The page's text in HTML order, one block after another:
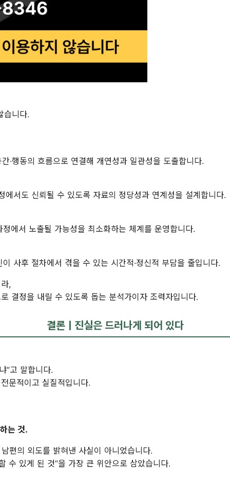
습니다.
·행동의 흐름으로 연결해 개연성과 일관성을 도출합니다.
서도 신뢰될 수 있도록 자료의 정당성과 연계성을 설계합니다.
에서 노출될 가능성을 최소화하는 체계를 운영합니다.
사후 절차에서 겪을 수 있는 시간적·정신적 부담을 줄입니다.
,
결정을 내릴 수 있도록 돕는 분석가이자 조력자입니다.
결론ㅣ진실은 드러나게 되어 있다
”고 말합니다.
문적이고 실질적입니다.
는 것.
편의 외도를 밝혀낸 사실이 아니었습니다.
수 있게 된 것”을 가장 큰 위안으로 삼았습니다.